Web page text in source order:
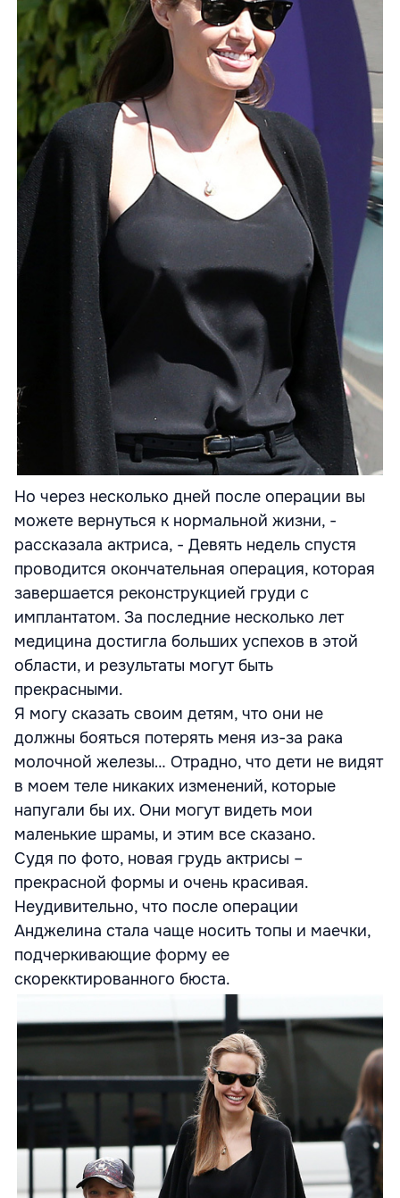
Но через несколько дней после операции вы
можете вернуться к нормальной жизни, -
рассказала актриса, - Девять недель спустя
проводится окончательная операция, которая
завершается реконструкцией груди с
имплантатом. За последние несколько лет
медицина достигла больших успехов в этой
области, и результаты могут быть
прекрасными.
Я могу сказать своим детям, что они не
должны бояться потерять меня из-за рака
молочной железы… Отрадно, что дети не видят
в моем теле никаких изменений, которые
напугали бы их. Они могут видеть мои
маленькие шрамы, и этим все сказано.
Судя по фото, новая грудь актрисы –
прекрасной формы и очень красивая.
Неудивительно, что после операции
Анджелина стала чаще носить топы и маечки,
подчеркивающие форму ее
скорекктированного бюста.